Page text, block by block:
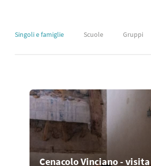
Singoli e famiglie Scuole Gruppi
Cenacolo Vinciano - visita